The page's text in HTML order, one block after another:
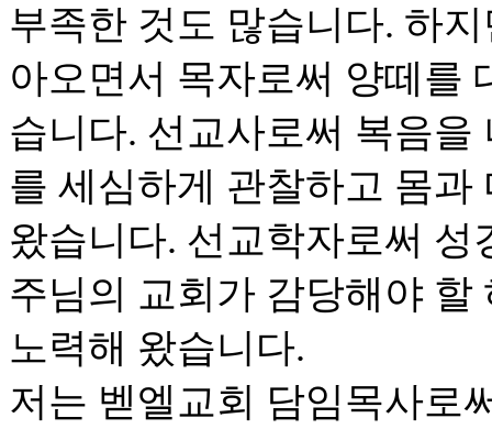
부족한 것도 많습니다. 하
아오면서 목자로써 양떼를
습니다. 선교사로써 복음
를 세심하게 관찰하고 몸
왔습니다. 선교학자로써
주님의 교회가 감당해야
노력해 왔습니다.
저는 벧엘교회 담임목사로